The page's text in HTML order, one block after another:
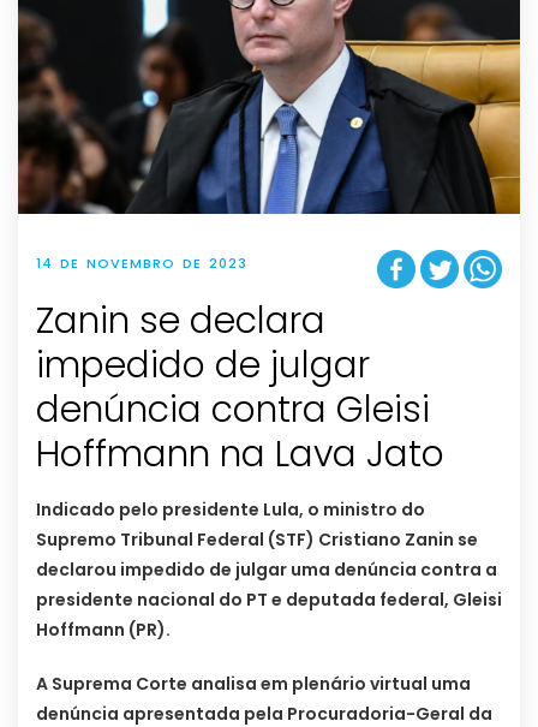
14 DE NOVEMBRO DE 2023
Zanin se declara
impedido de julgar
denúncia contra Gleisi
Hoffmann na Lava Jato
Indicado pelo presidente Lula, o ministro do
Supremo Tribunal Federal (STF) Cristiano Zanin se
declarou impedido de julgar uma denúncia contra a
presidente nacional do PT e deputada federal, Gleisi
Hoffmann (PR).
A Suprema Corte analisa em plenário virtual uma
denúncia apresentada pela Procuradoria-Geral da